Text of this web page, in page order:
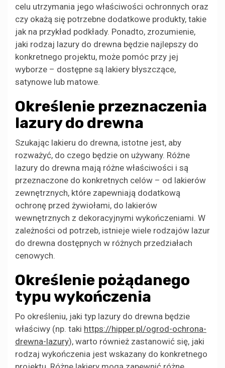
celu utrzymania jego właściwości ochronnych oraz
czy okażą się potrzebne dodatkowe produkty, takie
jak na przykład podkłady. Ponadto, zrozumienie,
jaki rodzaj lazury do drewna będzie najlepszy do
konkretnego projektu, może pomóc przy jej
wyborze – dostępne są lakiery błyszczące,
satynowe lub matowe.
Określenie przeznaczenia
lazury do drewna
Szukając lakieru do drewna, istotne jest, aby
rozważyć, do czego będzie on używany. Różne
lazury do drewna mają różne właściwości i są
przeznaczone do konkretnych celów – od lakierów
zewnętrznych, które zapewniają dodatkową
ochronę przed żywiołami, do lakierów
wewnętrznych z dekoracyjnymi wykończeniami. W
zależności od potrzeb, istnieje wiele rodzajów lazur
do drewna dostępnych w różnych przedziałach
cenowych.
Określenie pożądanego
typu wykończenia
Po określeniu, jaki typ lazury do drewna będzie
właściwy (np. taki https://hipper.pl/ogrod-ochrona-
drewna-lazury), warto również zastanowić się, jaki
rodzaj wykończenia jest wskazany do konkretnego